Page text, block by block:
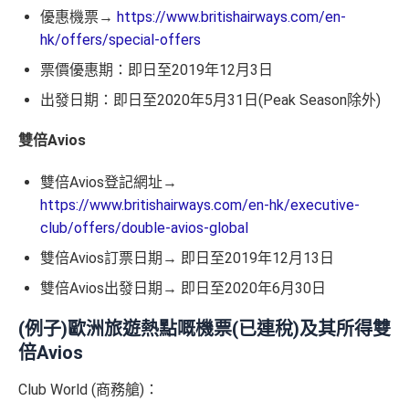
優惠機票→ https://www.britishairways.com/en-
hk/offers/special-offers
票價優惠期：即日至2019年12月3日
出發日期：即日至2020年5月31日(Peak Season除外)
雙倍Avios
雙倍Avios登記網址→
https://www.britishairways.com/en-hk/executive-
club/offers/double-avios-global
雙倍Avios訂票日期→ 即日至2019年12月13日
雙倍Avios出發日期→ 即日至2020年6月30日
(例子)歐洲旅遊熱點嘅機票(已連稅)及其所得雙
倍Avios
Club World (商務艙)：